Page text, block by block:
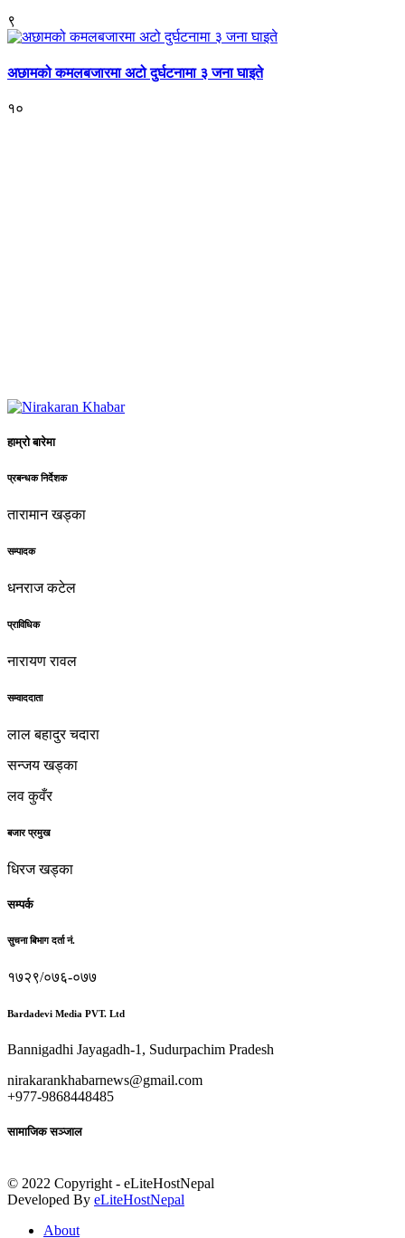
९
अछामको कमलबजारमा अटो दुर्घटनामा ३ जना घाइते
१०
हाम्रो बारेमा
प्रबन्धक निर्देशक
तारामान खड्का
सम्पादक
धनराज कटेल
प्राविधिक
नारायण रावल
सम्वाददाता
लाल बहादुर चदारा
सन्जय खड्का
लव कुवँर
बजार प्रमुख
धिरज खड्का
सम्पर्क
सुचना बिभाग दर्ता नं.
१७२९/०७६-०७७
Bardadevi Media PVT. Ltd
Bannigadhi Jayagadh-1, Sudurpachim Pradesh
nirakarankhabarnews@gmail.com
+977-9868448485
सामाजिक सञ्जाल
© 2022 Copyright - eLiteHostNepal
Developed By eLiteHostNepal
About